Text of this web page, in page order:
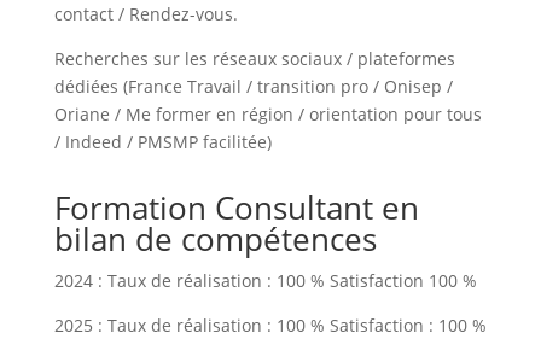
contact / Rendez-vous.
Recherches sur les réseaux sociaux / plateformes
dédiées (France Travail / transition pro / Onisep /
Oriane / Me former en région / orientation pour tous
/ Indeed / PMSMP facilitée)
Formation Consultant en
bilan de compétences
2024 : Taux de réalisation : 100 % Satisfaction 100 %
2025 : Taux de réalisation : 100 % Satisfaction : 100 %